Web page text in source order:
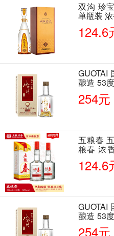
双沟 珍
单瓶装
124.6
GUOTAI
酿造 53
单瓶装
254元
五粮春
粮春 浓
500ml*2
124.6
GUOTAI
酿造 53
单瓶装
254元